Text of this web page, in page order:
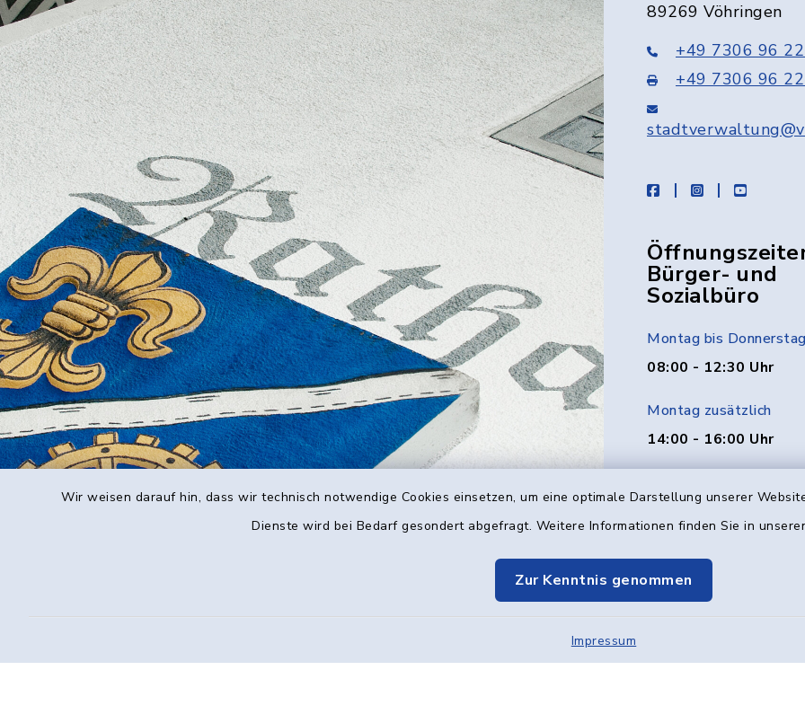
Wir weisen darauf hin, dass wir technisch notwendige Cookies einsetzen, um eine optimale Darstellung unserer
Dienste wird bei Bedarf gesondert abgefragt. Weitere Informationen finden Sie in
Zur Kenntnis genommen
Impressum
89269 Vöhringen
+49 7306 96
+49 7306 96
facebookinstagramyoutube
Bürger- und
Sozialbüro
Montag bis Donnerstag
08:00 - 12:30 Uhr
Montag zusätzlich
14:00 - 16:00 Uhr
Freitag
08:00 - 12:00 Uhr